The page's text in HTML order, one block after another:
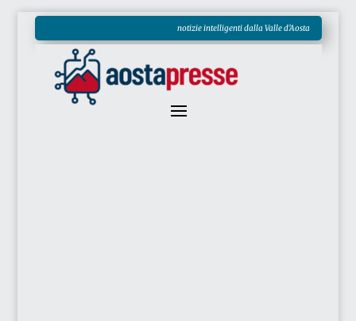
notizie intelligenti dalla Valle d'Aosta